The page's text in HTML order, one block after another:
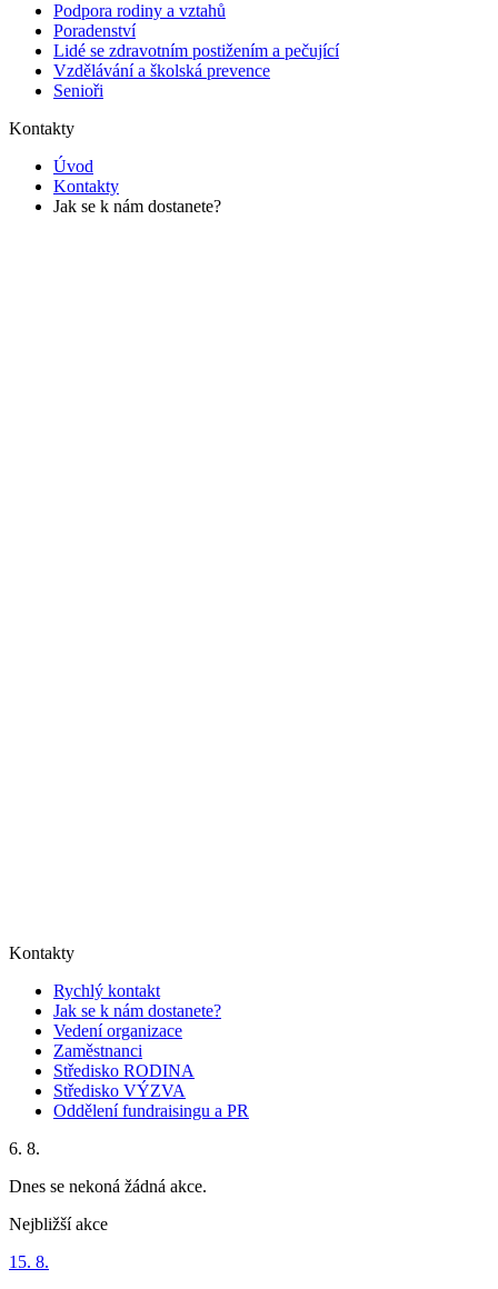
Podpora rodiny a vztahů
Poradenství
Lidé se zdravotním postižením a pečující
Vzdělávání a školská prevence
Senioři
Kontakty
Úvod
Kontakty
Jak se k nám dostanete?
Kontakty
Rychlý kontakt
Jak se k nám dostanete?
Vedení organizace
Zaměstnanci
Středisko RODINA
Středisko VÝZVA
Oddělení fundraisingu a PR
6. 8.
Dnes se nekoná žádná akce.
Nejbližší akce
15. 8.